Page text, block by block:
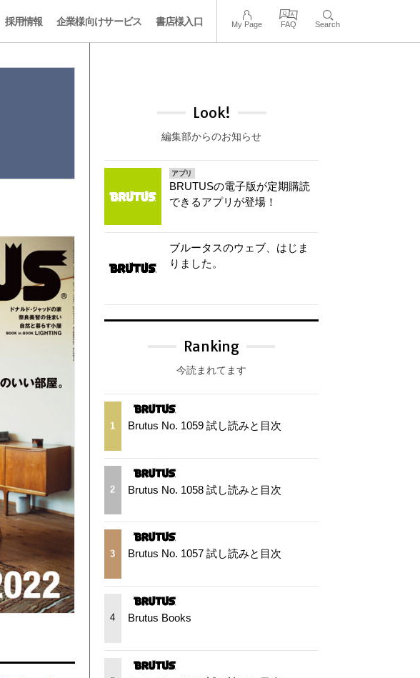
採用情報 企業様向けサービス 書店様入口 My Page FAQ Search
Look!
編集部からのお知らせ
アプリ
BRUTUSの電子版が定期購読
できるアプリが登場！
ブルータスのウェブ、はじま
りました。
Ranking
今読まれてます
1 Brutus No. 1059 試し読みと目次
2 Brutus No. 1058 試し読みと目次
3 Brutus No. 1057 試し読みと目次
4 Brutus Books